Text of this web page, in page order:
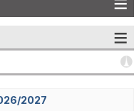
2027